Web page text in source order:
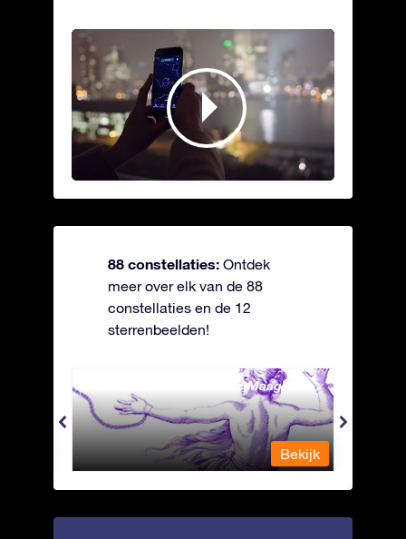
88 constellaties: Ontdek
meer over elk van de 88
constellaties en de 12
sterrenbeelden!
Andromeda - Geketende Maagd
Bekijk